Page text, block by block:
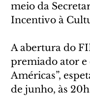
meio da
Incentivo à
A abertura do
premiado ator e
Américas”,
de junho, às